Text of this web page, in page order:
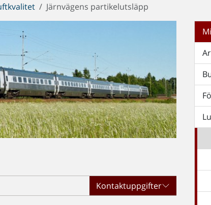
Järnvägens partikelutsläpp
Kontaktuppgifter